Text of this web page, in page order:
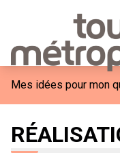
Mes idées pour mon